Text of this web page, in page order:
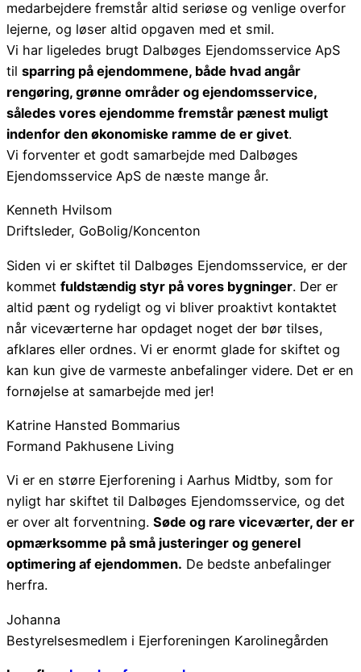
medarbejdere fremstår altid seriøse og venlige overfor
lejerne, og løser altid opgaven med et smil.
Vi har ligeledes brugt Dalbøges Ejendomsservice ApS
til sparring på ejendommene, både hvad angår
rengøring, grønne områder og ejendomsservice,
således vores ejendomme fremstår pænest muligt
indenfor den økonomiske ramme de er givet.
Vi forventer et godt samarbejde med Dalbøges
Ejendomsservice ApS de næste mange år.
Kenneth Hvilsom
Driftsleder, GoBolig/Koncenton
Siden vi er skiftet til Dalbøges Ejendomsservice, er der
kommet fuldstændig styr på vores bygninger. Der er
altid pænt og rydeligt og vi bliver proaktivt kontaktet
når viceværterne har opdaget noget der bør tilses,
afklares eller ordnes. Vi er enormt glade for skiftet og
kan kun give de varmeste anbefalinger videre. Det er en
fornøjelse at samarbejde med jer!
Katrine Hansted Bommarius
Formand Pakhusene Living
Vi er en større Ejerforening i Aarhus Midtby, som for
nyligt har skiftet til Dalbøges Ejendomsservice, og det
er over alt forventning. Søde og rare viceværter, der er
opmærksomme på små justeringer og generel
optimering af ejendommen. De bedste anbefalinger
herfra.
Johanna
Bestyrelsesmedlem i Ejerforeningen Karolinegården